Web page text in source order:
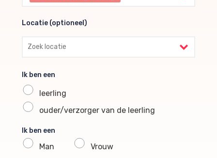
Locatie (optioneel)
Locatie (optioneel)
Ik ben een
leerling
ouder/verzorger van de leerling
Ik ben een
Man Vrouw